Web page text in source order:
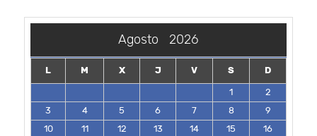
Agosto 2026
L M X J V S
D
1
2
3
4 5 6 7 8
9
10
11 12 13 14 15
16